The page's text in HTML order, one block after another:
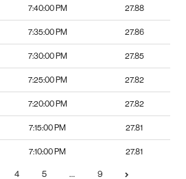
7:40:00 PM 27.88
7:35:00 PM 27.86
7:30:00 PM 27.85
7:25:00 PM 27.82
7:20:00 PM 27.82
7:15:00 PM 27.81
7:10:00 PM 27.81
4 5 … 9